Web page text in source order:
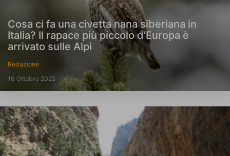
Cosa ci fa una civetta nana siberiana in
Italia? Il rapace più piccolo d’Europa è
arrivato sulle Alpi
Redazione
16 Ottobre 2025